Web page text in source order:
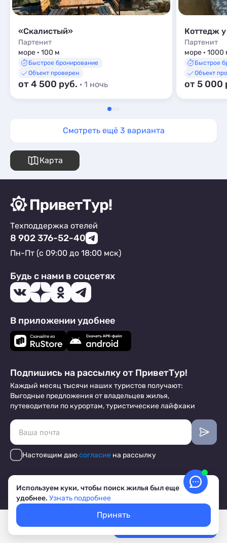
«Скалистый»
Партенит
море · 100 м
Быстрое бронирование
Объект проверен
от 4 500 руб. · 1 ночь
Коттедж
Партенит
море · 1000
Быстрое
Объект
от 5 000
Смотреть ещё 3 варианта
Карта
Покажем свободное жилье
Выбрать даты
Техподдержка отелей
8 902 376-52-40
Пн-Пт (с 09:00 до 18:00 мск)
Будь с нами в соцсетях
В приложении удобнее
Подпишись на рассылку от ПриветТур!
Каждый месяц тысячи наших туристов получают:
Выгодные предложения от владельцев жилья,
путеводители по курортам, туристические лайфхаки
Настоящим даюсогласие на рассылку
Договор-Оферта
О Компании
Блог
Отзывы отельеров
Используем куки, чтобы поиск жилья был еще
удобнее. Узнать подробнее
Принять